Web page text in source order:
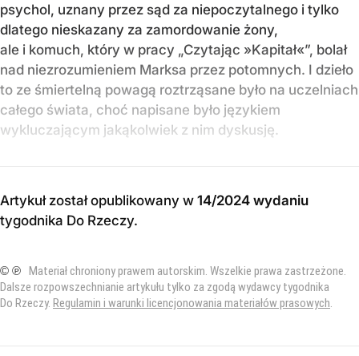
psychol, uznany przez sąd za niepoczytalnego i tylko
dlatego nieskazany za zamordowanie żony,
ale i komuch, który w pracy „Czytając »Kapitał«”, bolał
nad niezrozumieniem Marksa przez potomnych. I dzieło
to ze śmiertelną powagą roztrząsane było na uczelniach
całego świata, choć napisane było językiem
wykluczającym jakąkolwiek z nim dyskusję.
Artykuł został opublikowany w 14/2024 wydaniu
tygodnika Do Rzeczy.
© ℗ Materiał chroniony prawem autorskim. Wszelkie prawa zastrzeżone.
Dalsze rozpowszechnianie artykułu tylko za zgodą wydawcy tygodnika
Do Rzeczy. Regulamin i warunki licencjonowania materiałów prasowych.